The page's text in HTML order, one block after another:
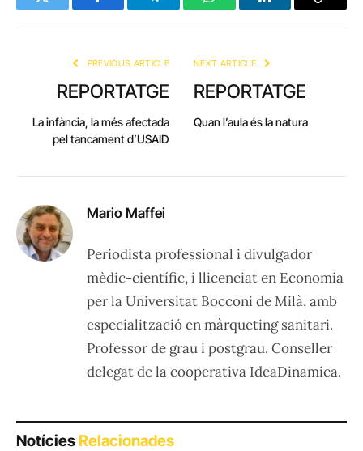
Twitter FacebookTelegramWhatsAppLinkedInCopy
PREVIOUS ARTICLE
REPORTATGE
La infància, la més afectada
pel tancament d’USAID
NEXT ARTICLE
REPORTATGE
Quan l’aula és la natura
Mario Maffei
Periodista professional i divulgador
mèdic-científic, i llicenciat en Economia
per la Universitat Bocconi de Milà, amb
especialització en màrqueting sanitari.
Professor de grau i postgrau. Conseller
delegat de la cooperativa IdeaDinamica.
NotíciesRelacionades